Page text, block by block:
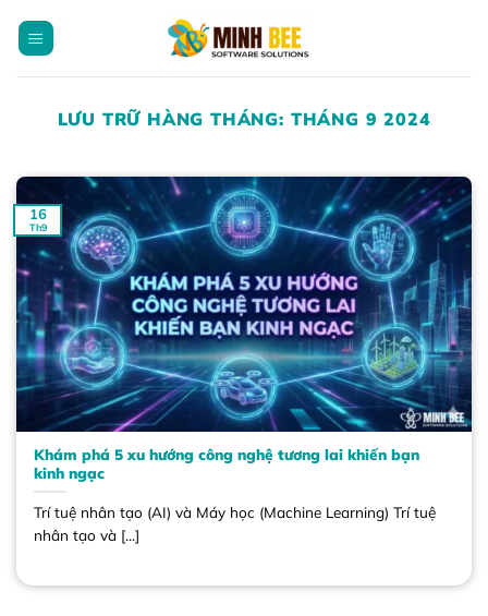
qua
LƯU TRỮ HÀNG THÁNG: THÁNG 9 2024
Khám phá 5 xu hướng công nghệ tương lai khiến bạn
kinh ngạc
Trí tuệ nhân tạo (AI) và Máy học (Machine Learning) Trí tuệ
nhân tạo và [...]
16
Th9